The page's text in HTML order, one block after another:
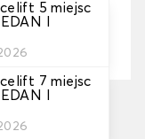
5 miejsc
I
7 miejsc
I
do swoich
w dniu 2026-